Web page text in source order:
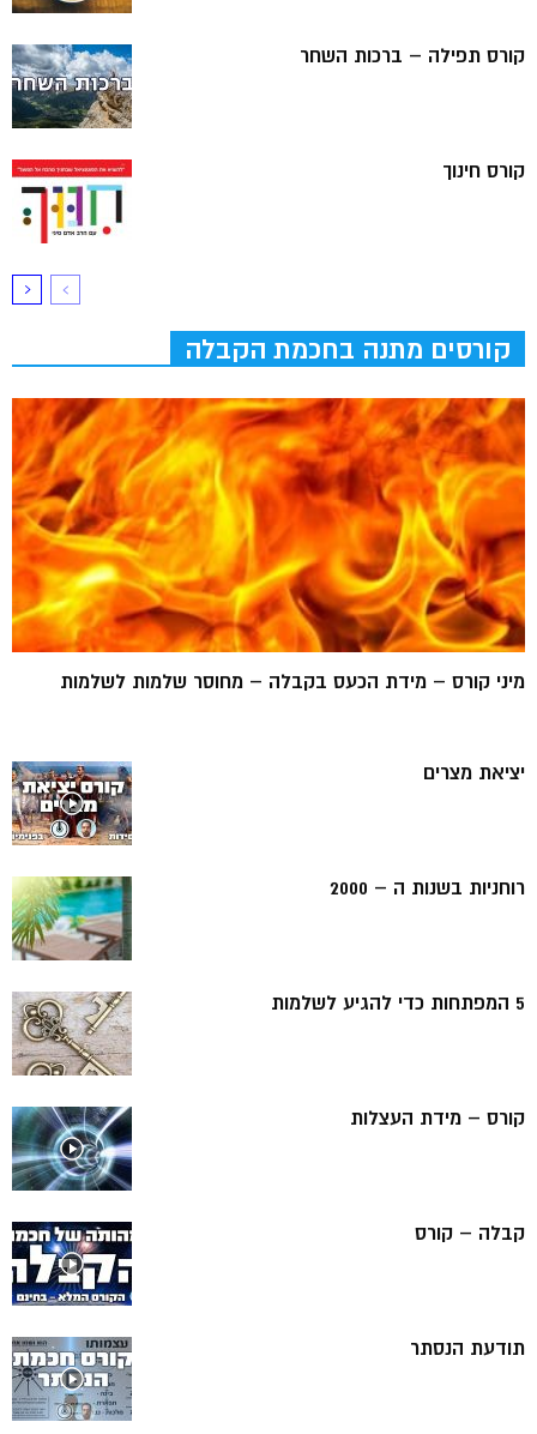
קורס תפילה – ברכות השחר
קורס חינוך
קורסים מתנה בחכמת הקבלה
מיני קורס – מידת הכעס בקבלה – מחוסר שלמות לשלמות
יציאת מצרים
רוחניות בשנות ה – 2000
5 המפתחות כדי להגיע לשלמות
קורס – מידת העצלות
קבלה – קורס
תודעת הנסתר